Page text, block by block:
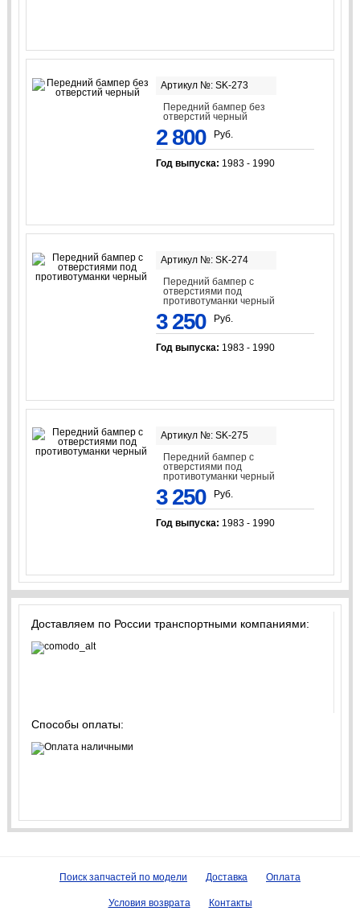
Артикул №: SK-273
Передний бампер без
отверстий черный
2 800 Руб.
Год выпуска: 1983 - 1990
Артикул №: SK-274
Передний бампер с
отверстиями под
противотуманки черный
3 250 Руб.
Год выпуска: 1983 - 1990
Артикул №: SK-275
Передний бампер с
отверстиями под
противотуманки черный
3 250 Руб.
Год выпуска: 1983 - 1990
Доставляем по России транспортными компаниями:
Способы оплаты:
Поиск запчастей по модели Доставка Оплата
Условия возврата Контакты